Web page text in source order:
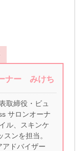
ナー みけち
取締役・ビュ
サロンオーナ
ル、スキンケ
ンを担当。
アドバイザー